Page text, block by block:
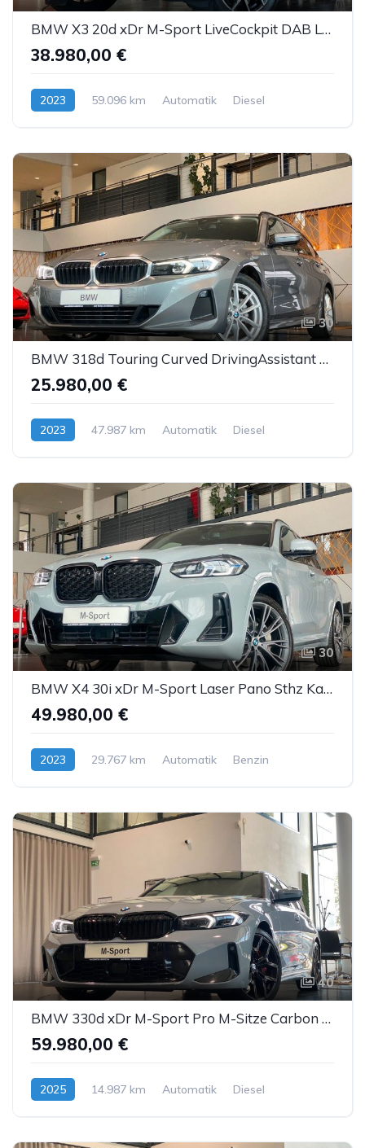
BMW X3 20d xDr M-Sport LiveCockpit DAB LED H&K ACC
38.980,00 €
2023 59.096 km Automatik Diesel
30
BMW 318d Touring Curved DrivingAssistant Sthzg LED
25.980,00 €
2023 47.987 km Automatik Diesel
30
BMW X4 30i xDr M-Sport Laser Pano Sthz Kam. H&K ACC
49.980,00 €
2023 29.767 km Automatik Benzin
40
BMW 330d xDr M-Sport Pro M-Sitze Carbon ACC AHK Sthz
59.980,00 €
2025 14.987 km Automatik Diesel